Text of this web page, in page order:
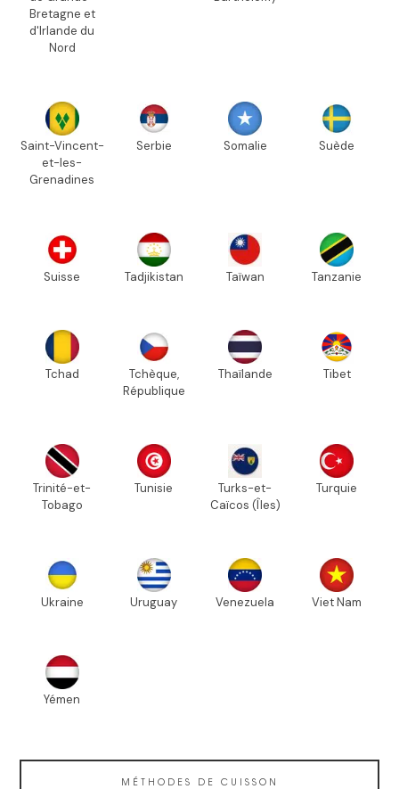
Bretagne et
d'Irlande du
Nord
Saint-Vincent-
et-les-
Grenadines
Serbie Somalie Suède
Suisse Tadjikistan Taïwan Tanzanie
Tchad
Tchèque,
République
Thaïlande Tibet
Trinité-et-
Tobago
Tunisie
Turks-et-
Caïcos (Îles)
Turquie
Ukraine Uruguay Venezuela Viet Nam
Yémen
MÉTHODES DE CUISSON